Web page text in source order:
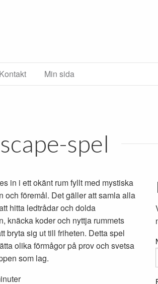
Kontakt Min sida
spel
in i ett okänt rum fyllt med mystiska
och föremål. Det gäller att samla alla
hitta ledtrådar och dolda
knäcka koder och nyttja rummets
bryta sig ut till friheten. Detta spel
olika förmågor på prov och svetsa
som lag.